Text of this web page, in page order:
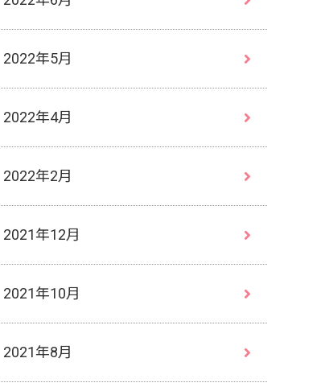
2022年5月
2022年4月
2022年2月
2021年12月
2021年10月
2021年8月